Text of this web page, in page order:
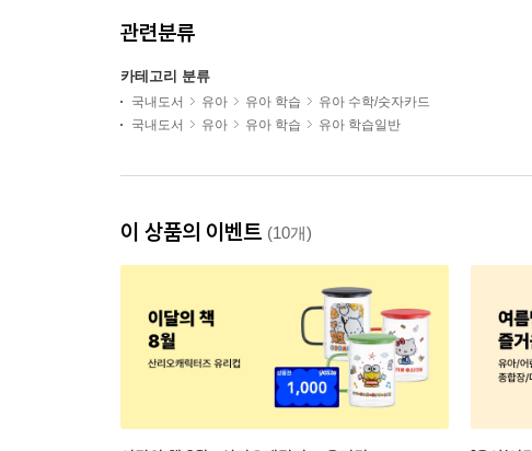
관련분류
카테고리 분류
국내도서 유아 유아 학습
유아 수학/숫자카드
국내도서
유아 유아 학습 유아 학습일반
이 상품의 이벤트 (10개)